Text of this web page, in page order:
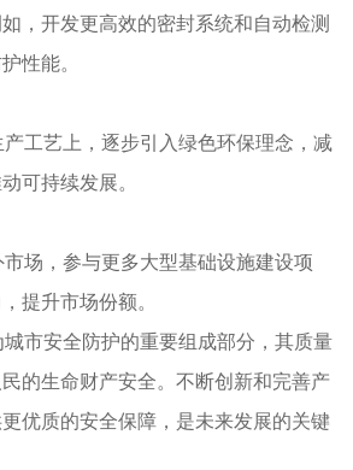
，开发更高效的密封系统和自动检测
性能。
工艺上，逐步引入绿色环保理念，减
可持续发展。
场，参与更多大型基础设施建设项
提升市场份额。
市安全防护的重要组成部分，其质量
的生命财产安全。不断创新和完善产
优质的安全保障，是未来发展的关键